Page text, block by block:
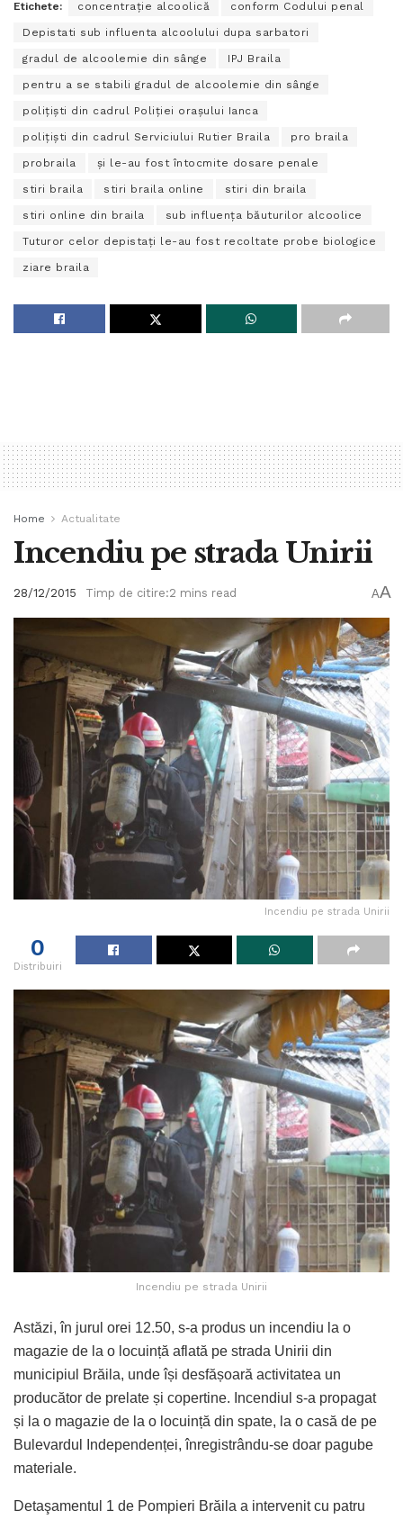
Etichete: concentraţie alcoolică conform Codului penal
Depistati sub influenta alcoolului dupa sarbatori
gradul de alcoolemie din sânge IPJ Braila
pentru a se stabili gradul de alcoolemie din sânge
poliţişti din cadrul Poliţiei oraşului Ianca
poliţişti din cadrul Serviciului Rutier Braila pro braila
probraila şi le-au fost întocmite dosare penale
stiri braila stiri braila online stiri din braila
stiri online din braila sub influenţa băuturilor alcoolice
Tuturor celor depistaţi le-au fost recoltate probe biologice
ziare braila
Home Actualitate
Incendiu pe strada Unirii
28/12/2015 Timp de citire:2 mins read AA
Incendiu pe strada Unirii
0
Distribuiri
Incendiu pe strada Unirii
Astăzi, în jurul orei 12.50, s-a produs un incendiu la o
magazie de la o locuință aflată pe strada Unirii din
municipiul Brăila, unde își desfășoară activitatea un
producător de prelate și copertine. Incendiul s-a propagat
și la o magazie de la o locuință din spate, la o casă de pe
Bulevardul Independenței, înregistrându-se doar pagube
materiale.
Detaşamentul 1 de Pompieri Brăila a intervenit cu patru